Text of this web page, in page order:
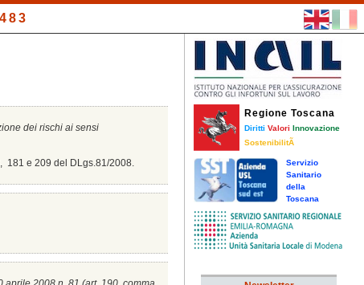
dei rischi ai sensi
181 e 209 del DLgs.81/2008.
Regione Toscana
Diritti Valori Innovazione
SostenibilitÃ
Servizio
Sanitario
della
Toscana